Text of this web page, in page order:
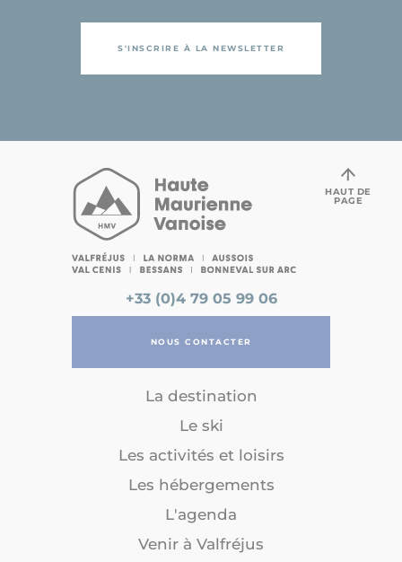
S'INSCRIRE À LA NEWSLETTER
+33 (0)4 79 05 99 06
NOUS CONTACTER
La destination
Le ski
Les activités et loisirs
Les hébergements
L'agenda
Venir à Valfréjus
HAUT DE
PAGE